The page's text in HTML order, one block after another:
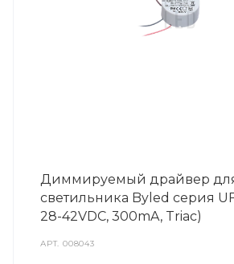
Диммируемый драйвер
светильника Byled серия
28-42VDC, 300mA, Triac)
АРТ.008043